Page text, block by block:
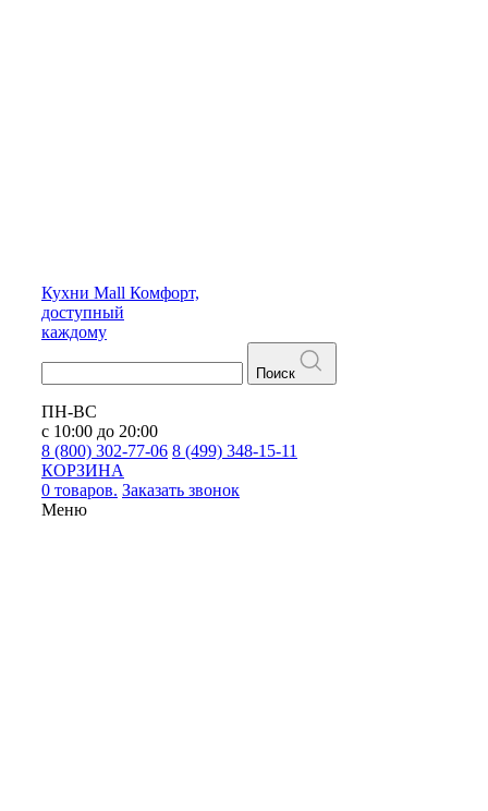
Кухни Mall Комфорт,
доступный
каждому
Поиск
ПН-ВС
с 10:00 до 20:00
8 (800) 302-77-06 8 (499) 348-15-11
КОРЗИНА
0 товаров. Заказать звонок
Меню